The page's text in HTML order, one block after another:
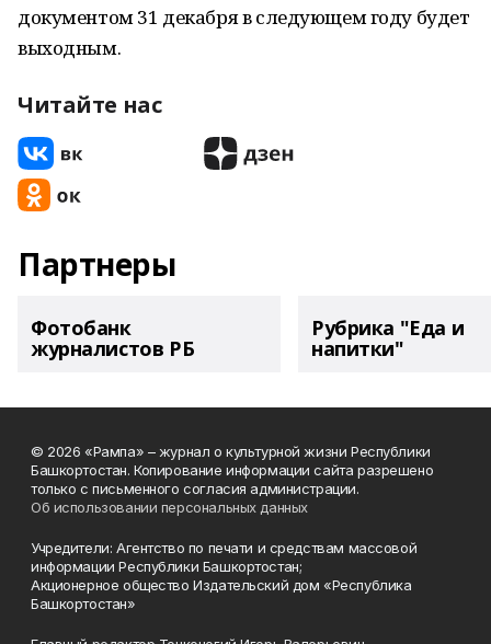
документом 31 декабря в следующем году будет
выходным.
Читайте нас
Партнеры
Фотобанк
журналистов РБ
Рубрика "Еда и
напитки"
© 2026 «Рампа» – журнал о культурной жизни Республики
Башкортостан. Копирование информации сайта разрешено
только с письменного согласия администрации.
Об использовании персональных данных
Учредители: Агентство по печати и средствам массовой
информации Республики Башкортостан;
Акционерное общество Издательский дом «Республика
Башкортостан»